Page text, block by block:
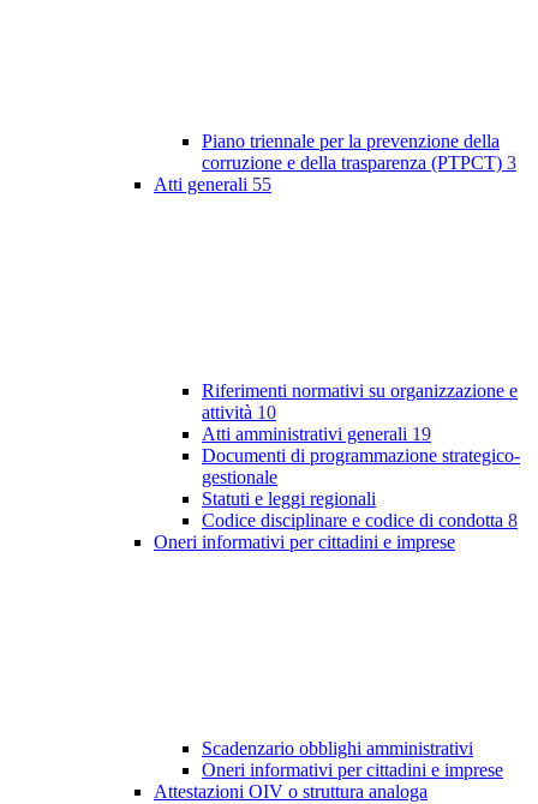
Piano triennale per la prevenzione della
corruzione e della trasparenza (PTPCT) 3
Atti generali 55
Riferimenti normativi su organizzazione e
attività 10
Atti amministrativi generali 19
Documenti di programmazione strategico-
gestionale
Statuti e leggi regionali
Codice disciplinare e codice di condotta 8
Oneri informativi per cittadini e imprese
Scadenzario obblighi amministrativi
Oneri informativi per cittadini e imprese
Attestazioni OIV o struttura analoga